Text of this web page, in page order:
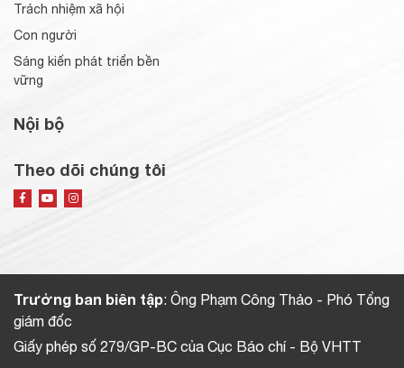
Trách nhiệm xã hội
Con người
Sáng kiến phát triển bền
vững
Nội bộ
Theo dõi chúng tôi
Trưởng ban biên tập: Ông Phạm Công Thảo - Phó Tổng
giám đốc
Giấy phép số 279/GP-BC của Cục Báo chí - Bộ VHTT